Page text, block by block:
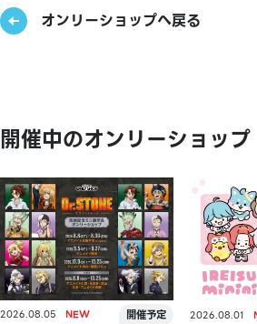
オンリーショップへ戻る
開催中のオンリーショップ
2026.08.05 2026.08.01